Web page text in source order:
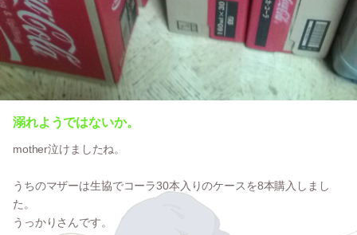
溺れようではないか。
mother泣けましたね。
うちのマザーは生協でコーラ30本入りのケースを8本購入しまし
た。
うっかりさんです。